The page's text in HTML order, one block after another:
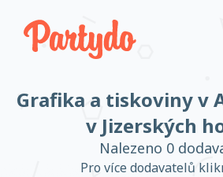
Grafika a tiskoviny v
v Jizerských
Nalezeno 0
Pro více dodavatelů